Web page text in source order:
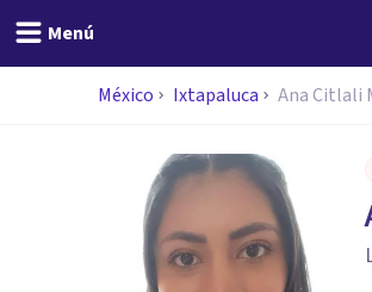
Menú
México Ixtapaluca Ana Citlali